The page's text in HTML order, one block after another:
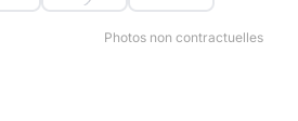
Photos non contractuelles